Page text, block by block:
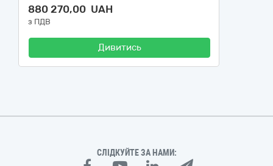
880 270,00 UAH
з ПДВ
Дивитись
СЛІДКУЙТЕ ЗА НАМИ: